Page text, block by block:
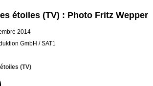
étoiles (TV) : Photo Fritz Wepper
2014
GmbH / SAT1
(TV)